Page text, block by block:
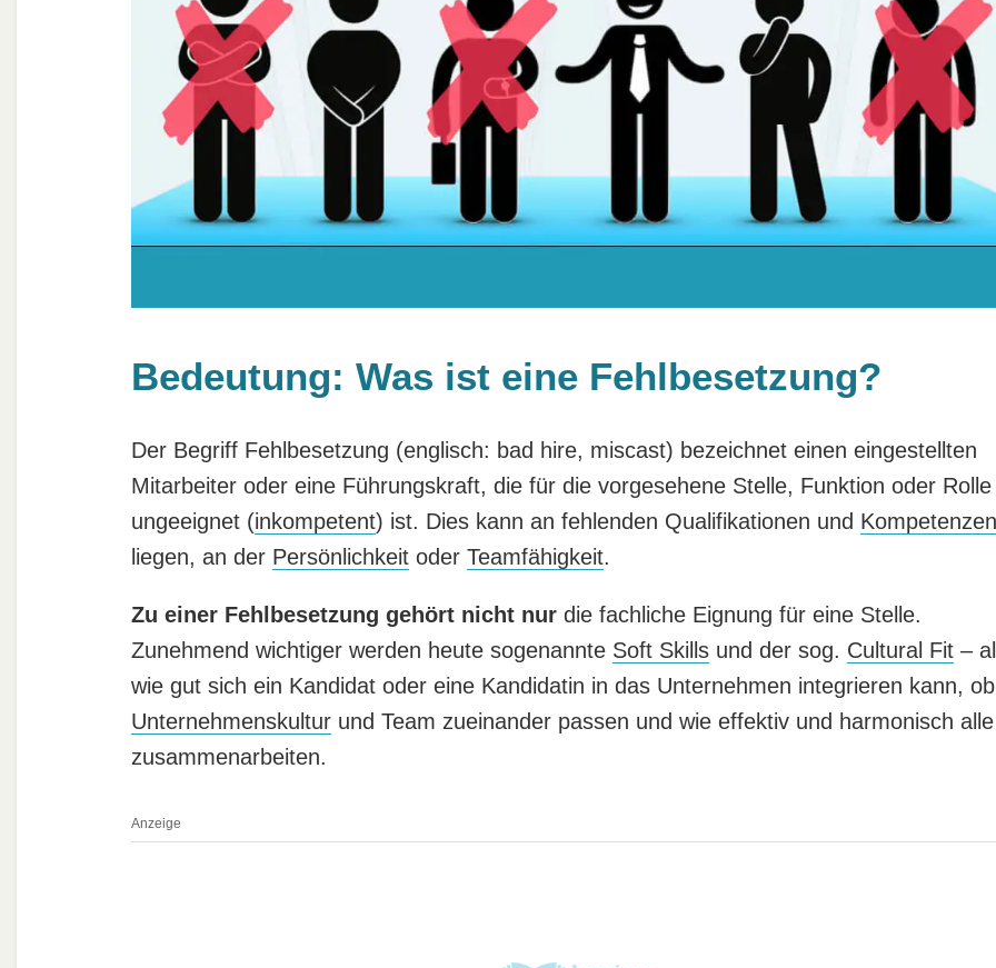
Bedeutung: Was ist eine Fehlbesetzung?
Der Begriff Fehlbesetzung (englisch: bad hire, miscast) bezeichnet einen eingestellten
Mitarbeiter oder eine Führungskraft, die für die vorgesehene Stelle, Funktion oder Rolle
ungeeignet (inkompetent) ist. Dies kann an fehlenden Qualifikationen und Kompetenzen
liegen, an der Persönlichkeitoder Teamfähigkeit.
Zu einer Fehlbesetzung gehört nicht nurdie fachliche Eignung für eine Stelle.
Zunehmend wichtiger werden heute sogenannte Soft Skillsund der sog. Cultural Fit–
wie gut sich ein Kandidat oder eine Kandidatin in das Unternehmen integrieren kann, ob
Unternehmenskulturund Team zueinander passen und wie effektiv und harmonisch alle
zusammenarbeiten.
Anzeige